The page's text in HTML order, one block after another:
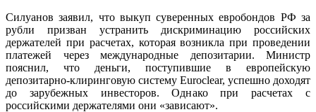
Силуанов заявил, что выкуп суверенных евробондов РФ за
рубли призван устранить дискриминацию российских
держателей при расчетах, которая возникла при проведении
платежей через международные депозитарии. Министр
пояснил, что деньги, поступившие в европейскую
депозитарно-клиринговую систему Euroclear, успешно доходят
до зарубежных инвесторов. Однако при расчетах с
российскими держателями они «зависают».